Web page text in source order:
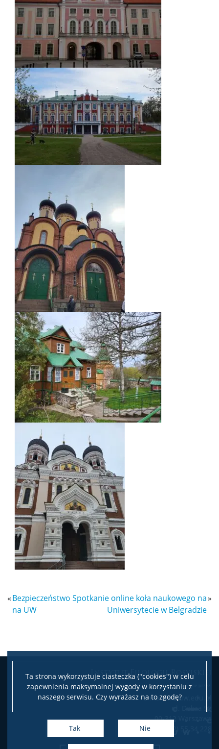
Ta strona wykorzystuje ciasteczka ("cookies") w celu
zapewnienia maksymalnej wygody w korzystaniu z
naszego serwisu. Czy wyrażasz na to zgodę?
Tak Nie
«Bezpieczeństwo
na UW
Spotkanie online koła naukowego na
Uniwersytecie w Belgradzie
»
Leaflet|©OpenStreetMapcontributors
Instytut Filologii Rosyjskiej
e-mail: ir@uw.edu.pl
00-312 Warszawa